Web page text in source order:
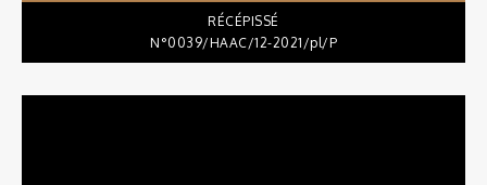
RÉCÉPISSÉ
N°0039/HAAC/12-2021/pl/P